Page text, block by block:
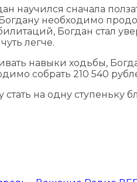
научился сначала
необходимо
Богдан стал
легче.
навыки ходьбы,
собрать 210 540
на одну ступеньку